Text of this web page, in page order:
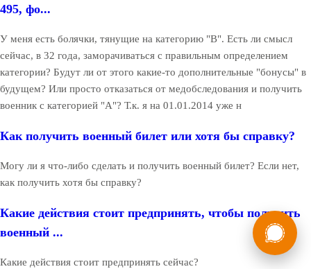
495, фо...
У меня есть болячки, тянущие на категорию "В". Есть ли смысл
сейчас, в 32 года, заморачиваться с правильным определением
категории? Будут ли от этого какие-то дополнительные "бонусы" в
будущем? Или просто отказаться от медобследования и получить
военник с категорией "А"? Т.к. я на 01.01.2014 уже н
Как получить военный билет или хотя бы справку?
Могу ли я что-либо сделать и получить военный билет? Если нет,
как получить хотя бы справку?
Какие действия стоит предпринять, чтобы получить
военный ...
Какие действия стоит предпринять сейчас?
Мы в России